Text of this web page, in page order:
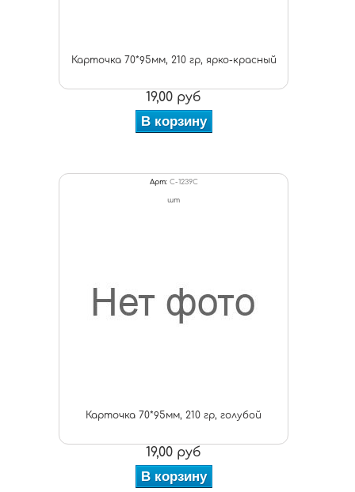
Карточка 70*95мм, 210 гр, ярко-красный
19,00 руб
В корзину
Арт: C-1239С
шт
Карточка 70*95мм, 210 гр, голубой
19,00 руб
В корзину